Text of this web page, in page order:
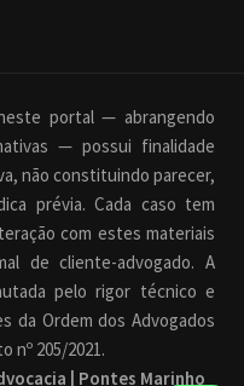
portal — abrangendo
— possui finalidade
não constituindo parecer,
prévia. Cada caso tem
com estes materiais
de cliente-advogado. A
pelo rigor técnico e
da Ordem dos Advogados
nº 205/2021.
| Pontes Marinho